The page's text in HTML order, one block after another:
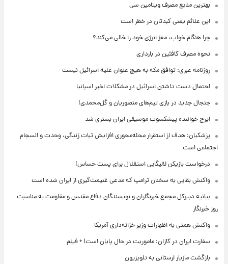
بهترین منابع مصرف ویتامین سی
این علائم یعنی کبدتان در خطر است
چرا هنگام خواب، مغز انرژی خود را خالی می‌کند؟
نحوه مصرف کافئین در بارداری
روزنامه عبری: توافق مکه به هیچ عنوان علیه اسرائیل نیست
احتمال دست داشتن اسرائیل در مشکلات اخیر اسپانیا
جنجال جدید در بازی تیم‌های منصوریان و گل‌محمدی!
ایرج خواننده پیشکسوت موسیقی ایران بستری شد
پزشکیان: هدف از استقرار محله‌محوری افزایش ثبات زندگی، وحدت و انسجام
اجتماعی است
درخواست بازیکن لالیگایی استقلال برای پست حساس!
واکنش بقایی به سخنان ترامپ که مدعی غنیمت‌گیری از ایران شده است
بیانیه دبیرکل مجمع خبرنگاران و نویسندگان دفاع مقدس و مقاومت به مناسبت
روز خبرنگار
واکنش همتی به اظهارات وزیر خزانه‌داری آمریکا
سفارت ایران در کازان: ماموریت در حال پایان است! + فیلم
بازگشت مازیار لرستانی به تلویزیون